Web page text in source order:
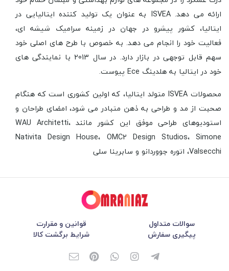
ارائه می دهد. ISVEA به عنوان یک تولید کننده ایتالیایی در
ایتالیا، کشور پیشرو در جهان در زمینه سرامیک شیشه ای،
فعالیت خود را انجام می دهد. به خصوص با طرح های اصلی خود
سهم قابل توجهی در بازار دارد. در سال 2013 با نمایندگی های
خود در ایتالیا به هلدینگ Ece پیوست.
محصولات ISVEA متولد ایتالیا، که اولین کشوری است که هنگام
صحبت از مد و طراحی به ذهن متبادر می شود، امضای طراحان و
استودیوهای طراحی موفق این کشور مانند WAU Architetti،
Nativita Design House، OMC2 Design Studios، Simone
Valsecchi، اتوره جووردانو و سابرینا سلی
سوالات متداول
قوانین و مقرارت
پیگیری سفارش
شرایط برگشت کالا